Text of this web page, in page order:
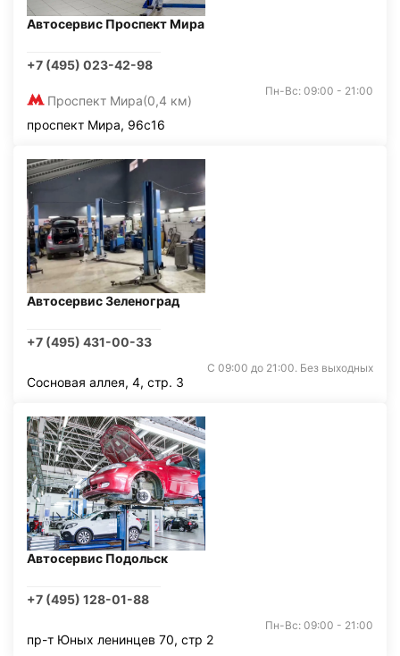
Автосервис Проспект Мира
+7 (495) 023-42-98
Проспект Мира(0,4 км)
Пн-Вс: 09:00 - 21:00
проспект Мира, 96с16
Автосервис Зеленоград
+7 (495) 431-00-33
С 09:00 до 21:00. Без выходных
Сосновая аллея, 4, стр. 3
Автосервис Подольск
+7 (495) 128-01-88
Пн-Вс: 09:00 - 21:00
пр-т Юных ленинцев 70, стр 2